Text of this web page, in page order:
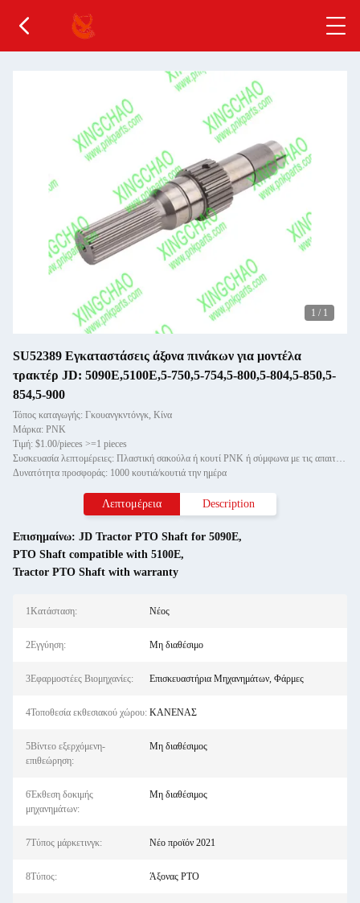
1 / 1
SU52389 Εγκαταστάσεις άξονα πινάκων για μοντέλα
τρακτέρ JD: 5090E,5100E,5-750,5-754,5-800,5-804,5-850,5-
854,5-900
Τόπος καταγωγής: Γκουανγκντόνγκ, Κίνα
Μάρκα: PNK
Τιμή: $1.00/pieces >=1 pieces
Συσκευασία λεπτομέρειες: Πλαστική σακούλα ή κουτί PNK ή σύμφωνα με τις απαιτήσεις σας.
Δυνατότητα προσφοράς: 1000 κουτιά/κουτιά την ημέρα
Λεπτομέρεια Description
Επισημαίνω: JD Tractor PTO Shaft for 5090E,
PTO Shaft compatible with 5100E,
Tractor PTO Shaft with warranty
1Κατάσταση: Νέος
2Εγγύηση: Μη διαθέσιμο
3Εφαρμοστέες Βιομηχανίες: Επισκευαστήρια Μηχανημάτων, Φάρμες
4Τοποθεσία εκθεσιακού χώρου: ΚΑΝΕΝΑΣ
5Βίντεο εξερχόμενη-
επιθεώρηση:
Μη διαθέσιμος
6Έκθεση δοκιμής
μηχανημάτων:
Μη διαθέσιμος
7Τύπος μάρκετινγκ: Νέο προϊόν 2021
8Τύπος: Άξονας PTO